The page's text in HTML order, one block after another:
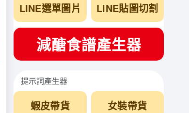
LINE選單圖片 LINE貼圖切割
減醣食譜產生器
提示詞產生器
蝦皮帶貨 女裝帶貨